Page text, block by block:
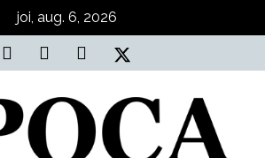
joi, aug. 6, 2026